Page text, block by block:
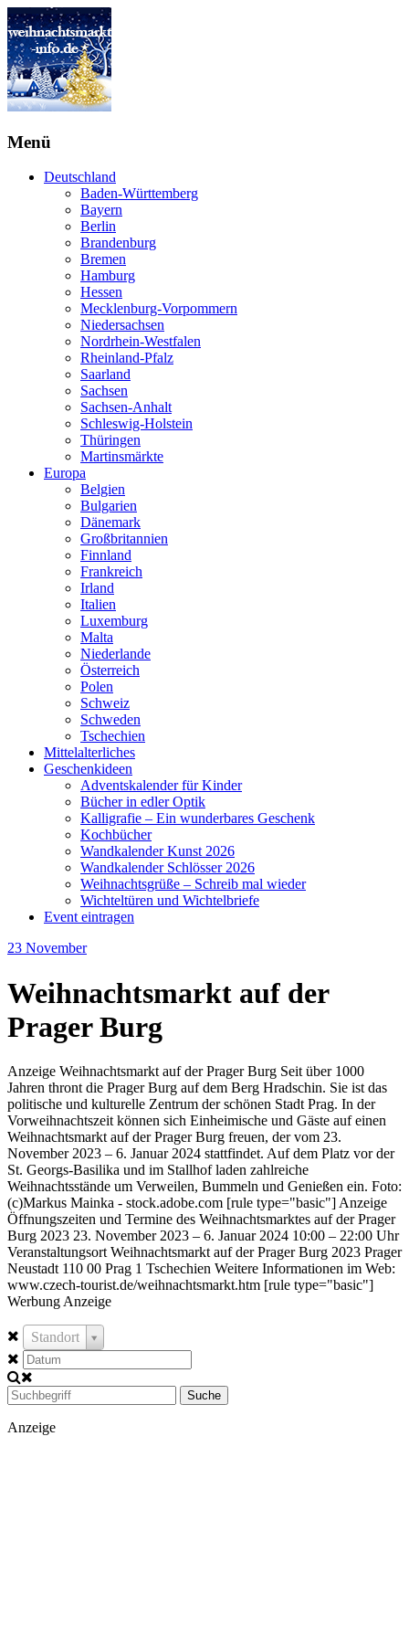
Menü
Deutschland
Baden-Württemberg
Bayern
Berlin
Brandenburg
Bremen
Hamburg
Hessen
Mecklenburg-Vorpommern
Niedersachsen
Nordrhein-Westfalen
Rheinland-Pfalz
Saarland
Sachsen
Sachsen-Anhalt
Schleswig-Holstein
Thüringen
Martinsmärkte
Europa
Belgien
Bulgarien
Dänemark
Großbritannien
Finnland
Frankreich
Irland
Italien
Luxemburg
Malta
Niederlande
Österreich
Polen
Schweiz
Schweden
Tschechien
Mittelalterliches
Geschenkideen
Adventskalender für Kinder
Bücher in edler Optik
Kalligrafie – Ein wunderbares Geschenk
Kochbücher
Wandkalender Kunst 2026
Wandkalender Schlösser 2026
Weihnachtsgrüße – Schreib mal wieder
Wichteltüren und Wichtelbriefe
Event eintragen
23 November
Weihnachtsmarkt auf der
Prager Burg
Anzeige Weihnachtsmarkt auf der Prager Burg Seit über 1000
Jahren thront die Prager Burg auf dem Berg Hradschin. Sie ist das
politische und kulturelle Zentrum der schönen Stadt Prag. In der
Vorweihnachtszeit können sich Einheimische und Gäste auf einen
Weihnachtsmarkt auf der Prager Burg freuen, der vom 23.
November 2023 – 6. Januar 2024 stattfindet. Auf dem Platz vor der
St. Georgs-Basilika und im Stallhof laden zahlreiche
Weihnachtsstände um Verweilen, Bummeln und Genießen ein. Foto:
(c)Markus Mainka - stock.adobe.com [rule type="basic"] Anzeige
Öffnungszeiten und Termine des Weihnachtsmarktes auf der Prager
Burg 2023 23. November 2023 – 6. Januar 2024 10:00 – 22:00 Uhr
Veranstaltungsort Weihnachtsmarkt auf der Prager Burg 2023 Prager
Neustadt 110 00 Prag 1 Tschechien Weitere Informationen im Web:
www.czech-tourist.de/weihnachtsmarkt.htm [rule type="basic"]
Werbung Anzeige
Standort
Suche
Anzeige